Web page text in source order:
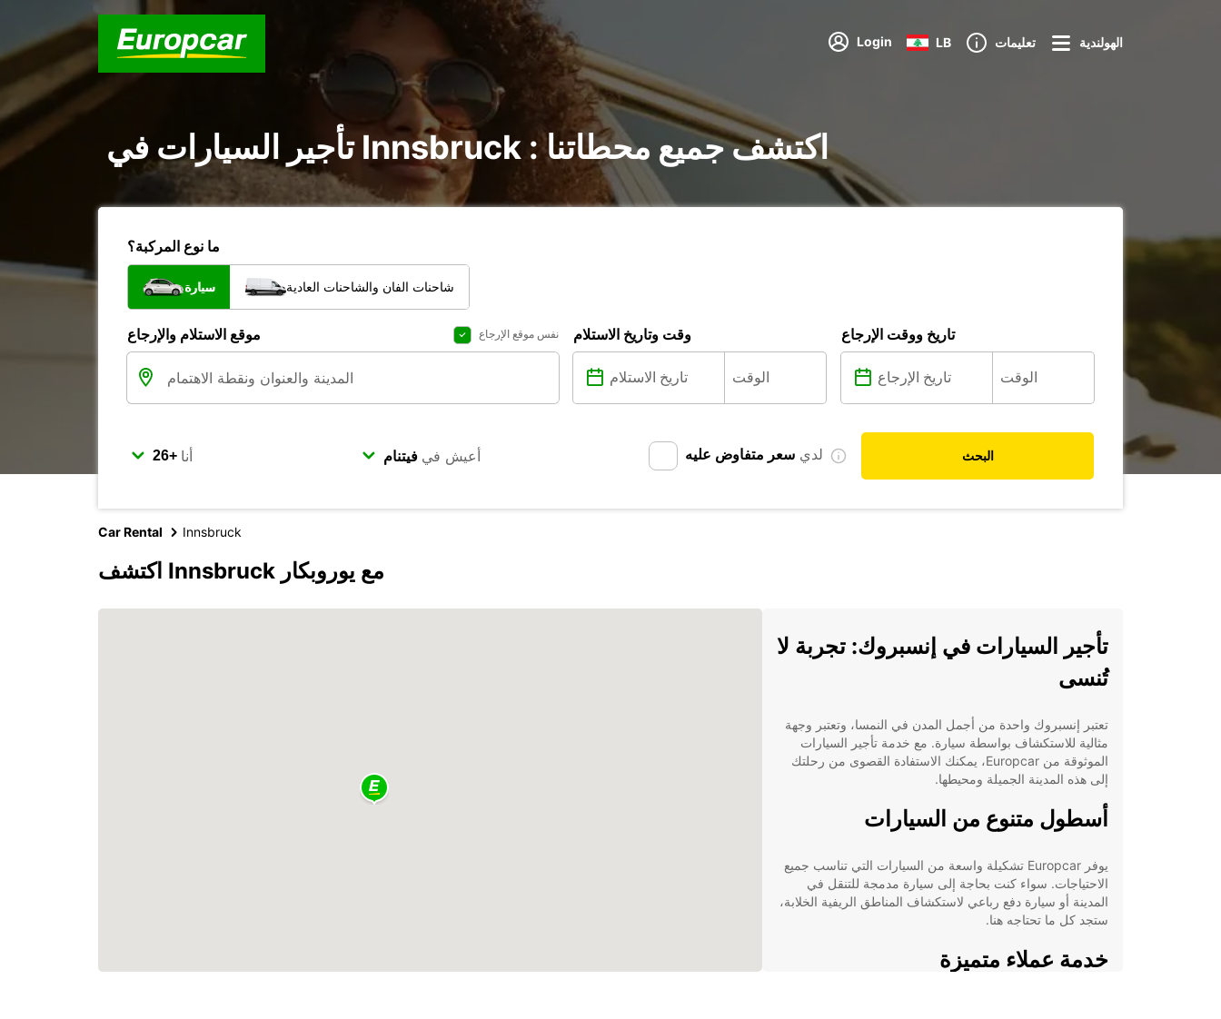
Login LB تعليمات الهولندية
تأجير السيارات في Innsbruck : اكتشف جميع محطاتنا
ما نوع المركبة؟
سيارة شاحنات الفان والشاحنات العادية
موقع الاستلام والإرجاع نفس موقع الإرجاع وقت وتاريخ الاستلام تاريخ ووقت الإرجاع
أنا أعيش في لدي سعر متفاوض عليه البحث
Car Rental Innsbruck
اكتشف Innsbruck مع يوروبكار
تأجير السيارات في إنسبروك: تجربة لا
تُنسى
تعتبر إنسبروك واحدة من أجمل المدن في النمسا، وتعتبر وجهة
مثالية للاستكشاف بواسطة سيارة. مع خدمة تأجير السيارات
الموثوقة من Europcar، يمكنك الاستفادة القصوى من رحلتك
إلى هذه المدينة الجميلة ومحيطها.
أسطول متنوع من السيارات
يوفر Europcar تشكيلة واسعة من السيارات التي تناسب جميع
الاحتياجات. سواء كنت بحاجة إلى سيارة مدمجة للتنقل في
المدينة أو سيارة دفع رباعي لاستكشاف المناطق الريفية الخلابة،
ستجد كل ما تحتاجه هنا.
خدمة عملاء متميزة